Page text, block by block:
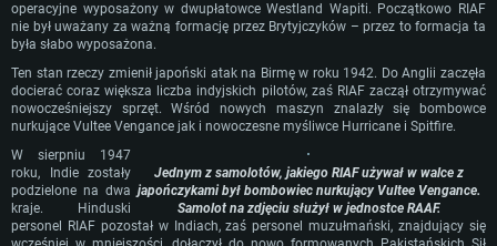
operacyjne wyposażony w dwupłatowce Westland Wapiti. Początkowo RIAF
nie był uważany za ważną formację przez Brytyjczyków – przez to formacja ta
była słabo wyposażona.
Ten stan rzeczy zmienił japoński atak na Birmę w roku 1942. Do Anglii zaczęła
docierać coraz większa liczba indyjskich pilotów, zaś RIAF zaczął otrzymywać
nowocześniejszy sprzęt. Wśród nowych maszyn znalazły się bombowce
nurkujące Vultee Vengance jak i nowoczesne myśliwce Hurricane i Spitfire.
Jednym z samolotów, jakiego RIAF używał w walce z
japończykami był bombowiec nurkujący Vultee Vengance.
Samolot na zdjęciu służył w jednostce RAAF.
W sierpniu 1947
roku, Indie zostały
podzielone na dwa
kraje. Hinduski
personel RIAF pozostał w Indiach, zaś personel muzułmański, znajdujący się